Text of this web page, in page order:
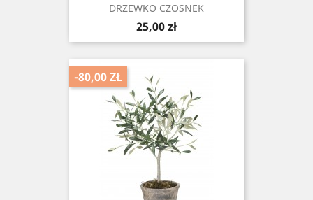
DRZEWKO CZOSNEK
Cena
25,00 zł
-80,00 ZŁ